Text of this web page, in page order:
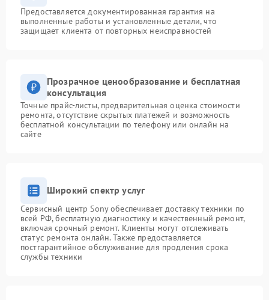
Предоставляется документированная гарантия на
выполненные работы и установленные детали, что
защищает клиента от повторных неисправностей
Прозрачное ценообразование и бесплатная
консультация
Точные прайс-листы, предварительная оценка стоимости
ремонта, отсутствие скрытых платежей и возможность
бесплатной консультации по телефону или онлайн на
сайте
Широкий спектр услуг
Сервисный центр Sony обеспечивает доставку техники по
всей РФ, бесплатную диагностику и качественный ремонт,
включая срочный ремонт. Клиенты могут отслеживать
статус ремонта онлайн. Также предоставляется
постгарантийное обслуживание для продления срока
службы техники